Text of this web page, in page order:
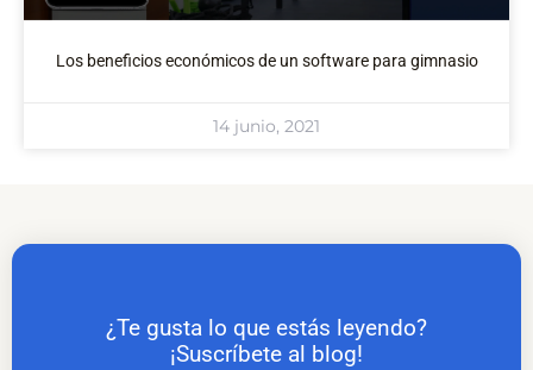
Los beneficios económicos de un software para gimnasio
14 junio, 2021
¿Te gusta lo que estás leyendo?
¡Suscríbete al blog!